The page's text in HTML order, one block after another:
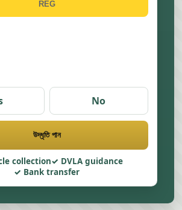
No
উদ্ধৃতি পান
collection
DVLA guidance
Bank transfer